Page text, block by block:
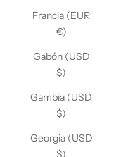
Francia (EUR
€)
Gabón (USD
$)
Gambia (USD
$)
Georgia (USD
$)